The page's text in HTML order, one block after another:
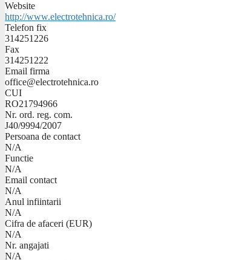
Website
http://www.electrotehnica.ro/
Telefon fix
314251226
Fax
314251222
Email firma
office@electrotehnica.ro
CUI
RO21794966
Nr. ord. reg. com.
J40/9994/2007
Persoana de contact
N/A
Functie
N/A
Email contact
N/A
Anul infiintarii
N/A
Cifra de afaceri (EUR)
N/A
Nr. angajati
N/A